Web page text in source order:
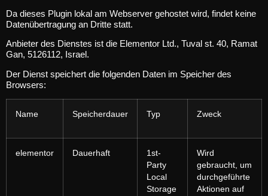
Da dieses Plugin lokal am Webserver gehostet wird, findet keine
Datenübertragung an Dritte statt.
Anbieter des Dienstes ist die Elementor Ltd., Tuval st. 40, Ramat
Gan, 5126112, Israel.
Der Dienst speichert die folgenden Daten im Speicher des
Browsers:
Name Speicherdauer Typ Zweck
elementor Dauerhaft
1st-
Party
Local
Storage
Wird
gebraucht, um
durchgeführte
Aktionen auf